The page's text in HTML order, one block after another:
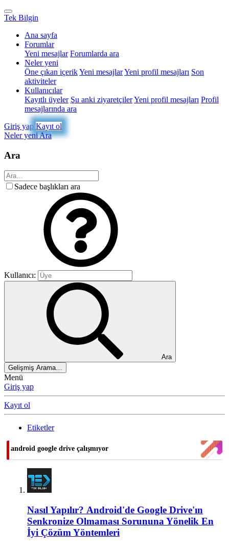
Tek Bilgin
Ana sayfa
Forumlar
Yeni mesajlar Forumlarda ara
Neler yeni
Öne çıkan içerikYeni mesajlarYeni profil mesajları Son
aktiviteler
Kullanıcılar
Kayıtlı üyeler Şu anki ziyaretçilerYeni profil mesajları Profil
mesajlarında ara
Giriş yap Kayıt ol
Neler yeniAra
Ara
Sadece başlıkları ara
Kullanıcı:
Ara
Gelişmiş Arama…
Menü
Giriş yap
Kayıt ol
Etiketler
android google drive çalışmıyor
Nasıl Yapılır? Android'de Google Drive'ın
Senkronize Olmaması Sorununa Yönelik En
İyi Çözüm Yöntemleri